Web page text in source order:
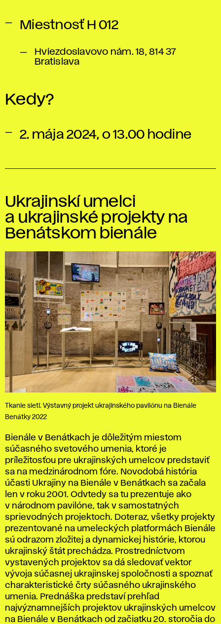
Miestnosť H 012
Hviezdoslavovo nám. 18, 814 37
Bratislava
Kedy?
2. mája 2024, o 13.00 hodine
Ukrajinskí umelci
a ukrajinské projekty na
Benátskom bienále
Tkanie sietí. Výstavný projekt ukrajinského pavilónu na Bienále
Benátky 2022
Bienále v Benátkach je dôležitým miestom
súčasného svetového umenia, ktoré je
príležitosťou pre ukrajinských umelcov predstaviť
sa na medzinárodnom fóre. Novodobá história
účasti Ukrajiny na Bienále v Benátkach sa začala
len v roku 2001. Odvtedy sa tu prezentuje ako
v národnom pavilóne, tak v samostatných
sprievodných projektoch. Doteraz, všetky projekty
prezentované na umeleckých platformách Bienále
sú odrazom zložitej a dynamickej histórie, ktorou
ukrajinský štát prechádza. Prostredníctvom
vystavených projektov sa dá sledovať vektor
vývoja súčasnej ukrajinskej spoločnosti a spoznať
charakteristické črty súčasného ukrajinského
umenia. Prednáška predstaví prehľad
najvýznamnejších projektov ukrajinských umelcov
na Bienále v Benátkach od začiatku 20. storočia do